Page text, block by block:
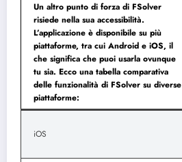
Un altro punto di forza di FSolver
risiede nella sua accessibilità.
L’applicazione è disponibile su più
piattaforme, tra cui Android e iOS, il
che significa che puoi usarla ovunque
tu sia. Ecco una tabella comparativa
delle funzionalità di FSolver su diverse
piattaforme:
iOS